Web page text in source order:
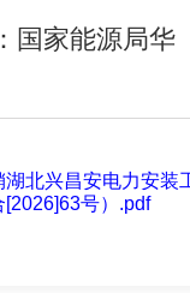
国家能源局华
北兴昌安电力安
号）.pdf